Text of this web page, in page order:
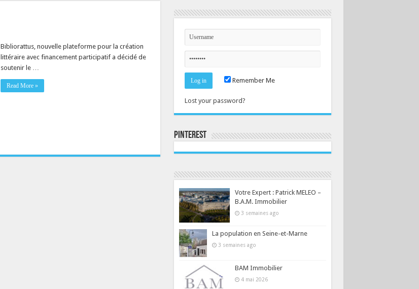
Bibliorattus, nouvelle plateforme pour la création
littéraire avec financement participatif a décidé de
soutenir le …
Read More »
Remember Me
Lost your password?
Pinterest
Votre Expert : Patrick MELEO –
B.A.M. Immobilier
3 semaines ago
La population en Seine-et-Marne
3 semaines ago
BAM Immobilier
4 mai 2026